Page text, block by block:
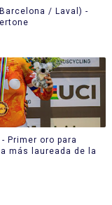
/ Laval) -
Primer oro para
más laureada de la